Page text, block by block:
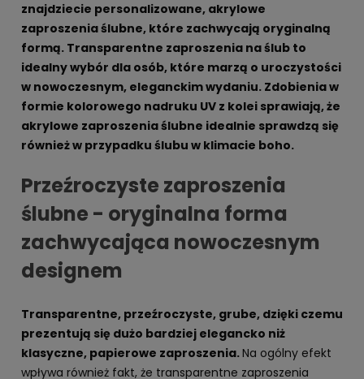
znajdziecie personalizowane, akrylowe
zaproszenia ślubne, które zachwycają oryginalną
formą. Transparentne zaproszenia na ślub to
idealny wybór dla osób, które marzą o uroczystości
w nowoczesnym, eleganckim wydaniu. Zdobienia w
formie kolorowego nadruku UV z kolei sprawiają, że
akrylowe zaproszenia ślubne idealnie sprawdzą się
również w przypadku ślubu w klimacie boho.
Przeźroczyste zaproszenia
ślubne - oryginalna forma
zachwycająca nowoczesnym
designem
Transparentne, przeźroczyste, grube, dzięki czemu
prezentują się dużo bardziej elegancko niż
klasyczne, papierowe zaproszenia.Na ogólny efekt
wpływa również fakt, że transparentne zaproszenia